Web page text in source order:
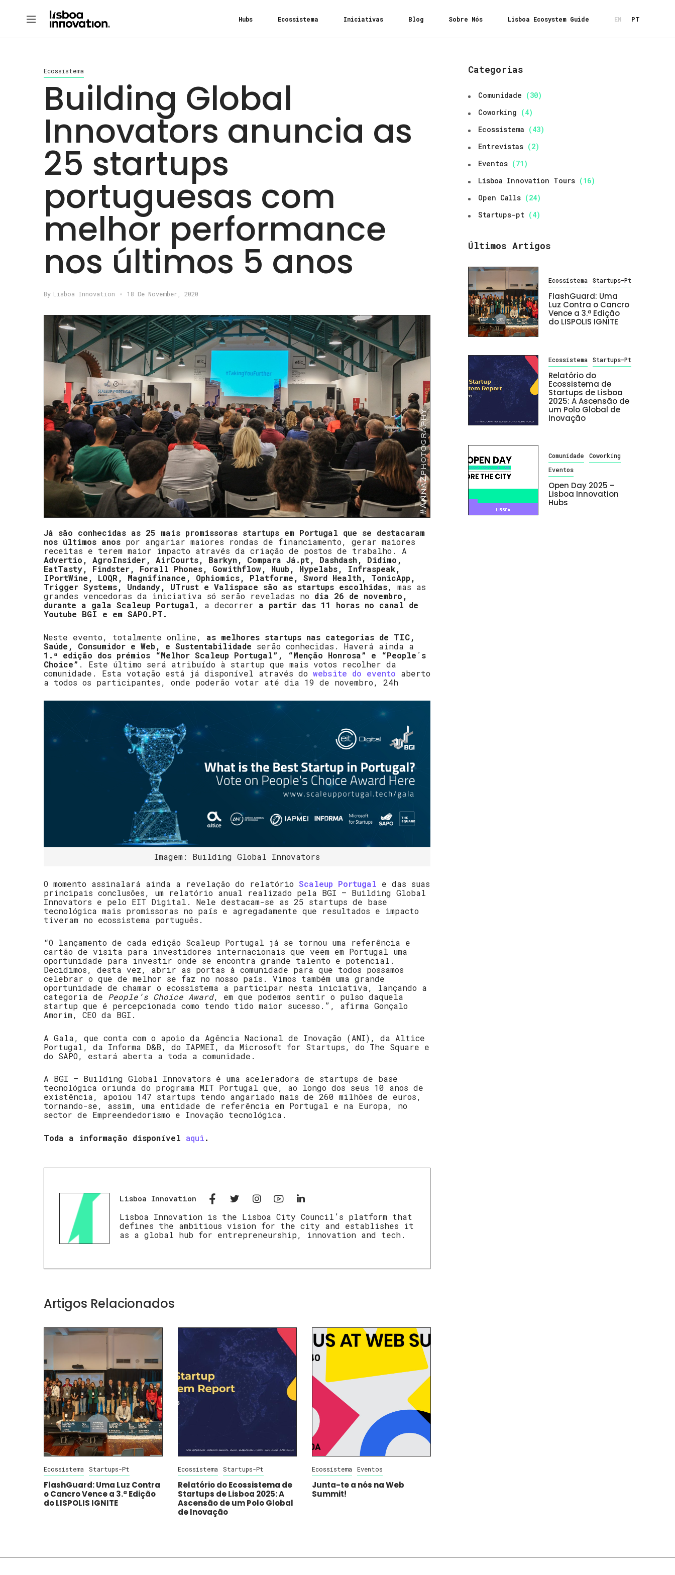
Hubs Ecossistema Iniciativas Blog Sobre Nós Lisboa Ecosystem Guide EN PT
Ecossistema
Building Global
Innovators anuncia as
25 startups
portuguesas com
melhor performance
nos últimos 5 anos
By Lisboa Innovation 18 De November, 2020
Já são conhecidas as 25 mais promissoras startups em Portugal que se destacaram
nos últimos anos por angariar maiores rondas de financiamento, gerar maiores
receitas e terem maior impacto através da criação de postos de trabalho. A
Advertio, AgroInsider, AirCourts, Barkyn, Compara Já.pt, Dashdash, Didimo,
EatTasty, Findster, Forall Phones, Gowithflow, Huub, Hypelabs, Infraspeak,
IPortWine, LOQR, Magnifinance, Ophiomics, Platforme, Sword Health, TonicApp,
Trigger Systems, Undandy, UTrust e Valispace são as startups escolhidas, mas as
grandes vencedoras da iniciativa só serão reveladas no dia 26 de novembro,
durante a gala Scaleup Portugal, a decorrer a partir das 11 horas no canal de
Youtube BGI e em SAPO.PT.
Neste evento, totalmente online, as melhores startups nas categorias de TIC,
Saúde, Consumidor e Web, e Sustentabilidade serão conhecidas. Haverá ainda a
1.ª edição dos prémios “Melhor Scaleup Portugal”, “Menção Honrosa” e “People´s
Choice” . Este último será atribuído à startup que mais votos recolher da
comunidade. Esta votação está já disponível através do website do evento aberto
a todos os participantes, onde poderão votar até dia 19 de novembro, 24h
Imagem: Building Global Innovators
O momento assinalará ainda a revelação do relatório Scaleup Portugal e das suas
principais conclusões, um relatório anual realizado pela BGI – Building Global
Innovators e pelo EIT Digital. Nele destacam-se as 25 startups de base
tecnológica mais promissoras no país e agregadamente que resultados e impacto
tiveram no ecossistema português.
“O lançamento de cada edição Scaleup Portugal já se tornou uma referência e
cartão de visita para investidores internacionais que veem em Portugal uma
oportunidade para investir onde se encontra grande talento e potencial.
Decidimos, desta vez, abrir as portas à comunidade para que todos possamos
celebrar o que de melhor se faz no nosso país. Vimos também uma grande
oportunidade de chamar o ecossistema a participar nesta iniciativa, lançando a
categoria de People’s Choice Award, em que podemos sentir o pulso daquela
startup que é percepcionada como tendo tido maior sucesso.”, afirma Gonçalo
Amorim, CEO da BGI.
A Gala, que conta com o apoio da Agência Nacional de Inovação (ANI), da Altice
Portugal, da Informa D&B, do IAPMEI, da Microsoft for Startups, do The Square e
do SAPO, estará aberta a toda a comunidade.
A BGI – Building Global Innovators é uma aceleradora de startups de base
tecnológica oriunda do programa MIT Portugal que, ao longo dos seus 10 anos de
existência, apoiou 147 startups tendo angariado mais de 260 milhões de euros,
tornando-se, assim, uma entidade de referência em Portugal e na Europa, no
sector de Empreendedorismo e Inovação tecnológica.
Toda a informação disponível aqui.
Lisboa Innovation
Lisboa Innovation is the Lisboa City Council’s platform that
defines the ambitious vision for the city and establishes it
as a global hub for entrepreneurship, innovation and tech.
Artigos Relacionados
Ecossistema Startups-Pt
FlashGuard: Uma Luz Contra
o Cancro Vence a 3.ª Edição
do LISPOLIS IGNITE
Ecossistema Startups-Pt
Relatório do Ecossistema de
Startups de Lisboa 2025: A
Ascensão de um Polo Global
de Inovação
Ecossistema Eventos
Junta-te a nós na Web
Summit!
Categorias
Comunidade (30)
Coworking (4)
Ecossistema (43)
Entrevistas (2)
Eventos (71)
Lisboa Innovation Tours (16)
Open Calls (24)
Startups-pt (4)
Últimos Artigos
Ecossistema Startups-Pt
FlashGuard: Uma
Luz Contra o Cancro
Vence a 3.ª Edição
do LISPOLIS IGNITE
Ecossistema Startups-Pt
Relatório do
Ecossistema de
Startups de Lisboa
2025: A Ascensão de
um Polo Global de
Inovação
Comunidade
Coworking
Eventos
Open Day 2025 –
Lisboa Innovation
Hubs